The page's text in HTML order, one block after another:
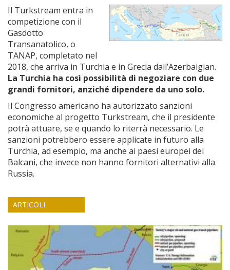
Il Turkstream entra in
competizione con il
Gasdotto
Transanatolico, o
TANAP, completato nel
2018, che arriva in Turchia e in Grecia dall’Azerbaigian.
La Turchia ha così possibilità di negoziare con due
grandi fornitori, anziché dipendere da uno solo.
Il Congresso americano ha autorizzato sanzioni
economiche al progetto Turkstream, che il presidente
potrà attuare, se e quando lo riterrà necessario. Le
sanzioni potrebbero essere applicate in futuro alla
Turchia, ad esempio, ma anche ai paesi europei dei
Balcani, che invece non hanno fornitori alternativi alla
Russia.
ARTICOLI